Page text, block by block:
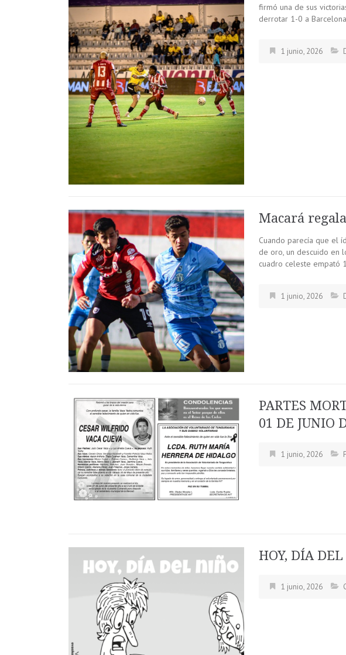
firmó una de sus
derrotar 1-0 a
1 junio, 2026
Macará
Cuando parecía que el
de oro, un descuido en
cuadro celeste empató
1 junio, 2026
PARTES
01 DE JUNIO
1 junio, 2026
HOY, DÍA
1 junio, 2026